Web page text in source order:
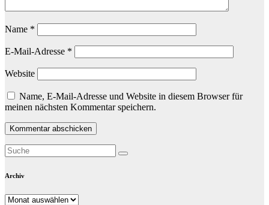
Name *
E-Mail-Adresse *
Website
Name, E-Mail-Adresse und Website in diesem Browser für
meinen nächsten Kommentar speichern.
Archiv
Archiv